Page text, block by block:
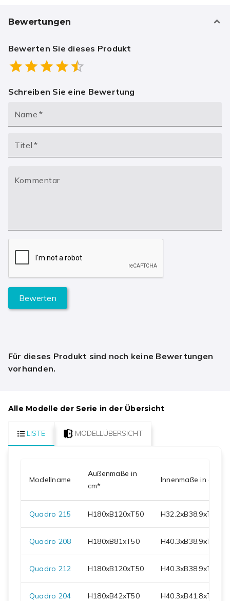
Bewertungen
Bewerten Sie dieses Produkt
0.5 Stars
1 Star1.5 Stars
2 Stars
2.5 Stars
3 Stars
3.5 Stars
4 Stars4.5 Stars
5 Stars
Schreiben Sie eine Bewertung
Name *
Titel *
Kommentar
Bewerten
Für dieses Produkt sind noch keine Bewertungen
vorhanden.
Alle Modelle der Serie in der Übersicht
LISTE MODELLÜBERSICHT
Modellname
Außenmaße in
cm*
Innenmaße in cm
Quadro 215 H180xB120xT50 H32.2xB38.9xT
Quadro 208 H180xB81xT50 H40.3xB38.9xT
Quadro 212 H180xB120xT50 H40.3xB38.9xT
Quadro 204 H180xB42xT50 H40.3xB41.8xT